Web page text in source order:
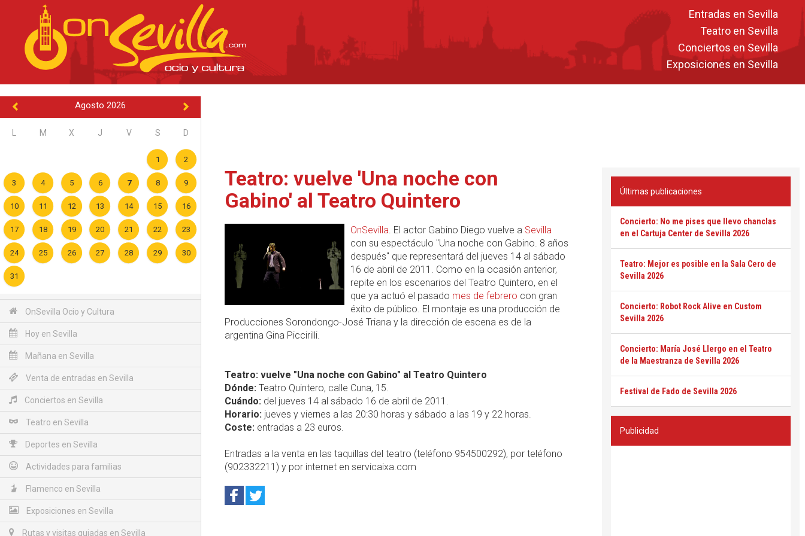
Entradas en Sevilla
Teatro en Sevilla
Conciertos en Sevilla
Exposiciones en Sevilla
Agosto 2026
M X J V S D
1 2
3 4 5 6 7 8 9
10 11 12 13 14 15 16
17 18 19 20 21 22 23
24 25 26 27 28 29 30
31
OnSevilla Ocio y Cultura
Hoy en Sevilla
Mañana en Sevilla
Venta de entradas en Sevilla
Conciertos en Sevilla
Teatro en Sevilla
Deportes en Sevilla
Actividades para familias
Flamenco en Sevilla
Exposiciones en Sevilla
Rutas y visitas guiadas en Sevilla
Teatro: vuelve 'Una noche con
Gabino' al Teatro Quintero
OnSevilla. El actor Gabino Diego vuelve a Sevilla
con su espectáculo "Una noche con Gabino. 8 años
después" que representará del jueves 14 al sábado
16 de abril de 2011. Como en la ocasión anterior,
repite en los escenarios del Teatro Quintero, en el
que ya actuó el pasado mes de febrero con gran
éxito de público. El montaje es una producción de
Producciones Sorondongo-José Triana y la dirección de escena es de la
argentina Gina Piccirilli.
Teatro: vuelve "Una noche con Gabino" al Teatro Quintero
Dónde: Teatro Quintero, calle Cuna, 15.
Cuándo: del jueves 14 al sábado 16 de abril de 2011.
Horario: jueves y viernes a las 20:30 horas y sábado a las 19 y 22 horas.
Coste: entradas a 23 euros.
Entradas a la venta en las taquillas del teatro (teléfono 954500292), por teléfono
(902332211) y por internet en servicaixa.com
Últimas publicaciones
Concierto: No me pises que llevo chanclas
en el Cartuja Center de Sevilla 2026
Teatro: Mejor es posible en la Sala Cero de
Sevilla 2026
Concierto: Robot Rock Alive en Custom
Sevilla 2026
Concierto: María José Llergo en el Teatro
de la Maestranza de Sevilla 2026
Festival de Fado de Sevilla 2026
Publicidad